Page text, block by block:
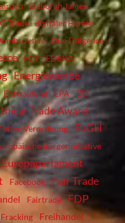
Deborah James
Trade
digitaler Handel
Due Diligence
ECT EDEKA
Energiewende
Entwaldung EPA EU
Trade Award
Verordnung EuGH
Bürgerinitiative
Europaparlament
Facebook Fair Trade
Fairtrade FDP
Fracking Freihandel